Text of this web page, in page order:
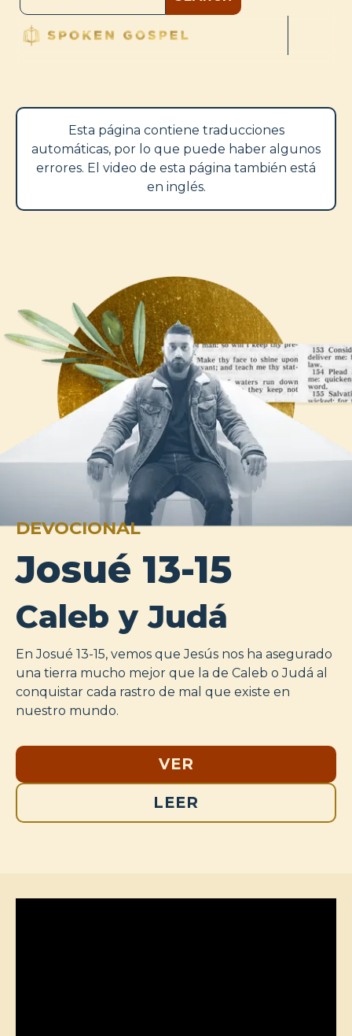
Esta página contiene traducciones
automáticas, por lo que puede haber algunos
errores. El video de esta página también está
en inglés.
DEVOCIONAL
Josué 13-15
Caleb y Judá
En Josué 13-15, vemos que Jesús nos ha asegurado
una tierra mucho mejor que la de Caleb o Judá al
conquistar cada rastro de mal que existe en
nuestro mundo.
VER
LEER